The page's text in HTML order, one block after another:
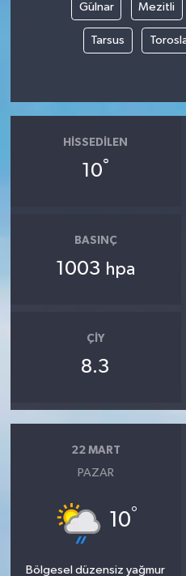
Gülnar Mezitli
Tarsus
HISSEDILEN
10°
BASINÇ
1003 hpa
ÇIY
8.3
22 MART
PAZAR
10°
Bölgesel düzensiz yağmur